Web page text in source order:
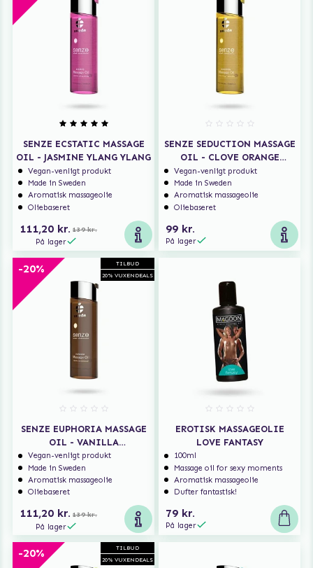
SENZE ECSTATIC MASSAGE
OIL - JASMINE YLANG YLANG
Vegan-venligt produkt
Made in Sweden
Aromatisk massageolie
Oliebaseret
111,20 kr. 139 kr.
På lager
SENZE SEDUCTION MASSAGE
OIL - CLOVE ORANGE
LAVENDER
Vegan-venligt produkt
Made in Sweden
Aromatisk massageolie
Oliebaseret
99 kr.
På lager
TILBUD
20% VUXENDEALS
-20%
SENZE EUPHORIA MASSAGE
OIL - VANILLA
SANDALWOOD
Vegan-venligt produkt
Made in Sweden
Aromatisk massageolie
Oliebaseret
111,20 kr. 139 kr.
På lager
EROTISK MASSAGEOLIE
LOVE FANTASY
100ml
Massage oil for sexy moments
Aromatisk massageolie
Dufter fantastisk!
79 kr.
På lager
TILBUD
20% VUXENDEALS
-20%